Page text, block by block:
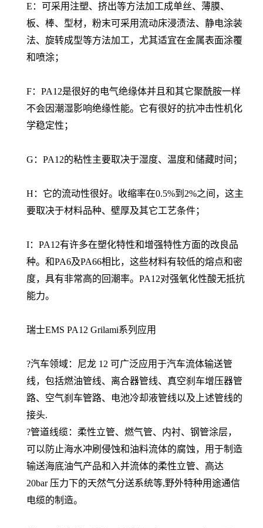
E：可采用注塑、挤出等方法加工成单丝、薄膜、
板、棒、型材，粉末可采用流动床浸渍法、静电涂装
法、旋转成型等方法加工，尤其适宜在金属表面涂覆
和喷涂；
F：PA12是很好的电气绝缘体并且和其它聚酰胺一样
不会因潮湿影响绝缘性能。它有很好的抗冲击性机化
学稳定性；
G：PA12的粘性主要取决于湿度、温度和储藏时间；
H：它的流动性很好。收缩率在0.5%到2%之间，这主
要取决于材料品种、壁厚及其它工艺条件；
I：PA12有许多在塑化特性和增强特性方面的改良品
种。和PA6及PA66相比，这些材料有较低的熔点和密
度，具有非常高的回潮率。PA12对强氧化性酸无抵抗
能力。
瑞士EMS PA12 Grilami系列应用
?汽车领域：尼龙 12 可广泛应用于汽车流体输送管
线，包括燃油管线、离合器管线、真空刹车增压器管
路、空气刹车管路、电池冷却液管线以及上述管线的
接头.
?管道线缆：柔性立管、燃气管、内衬、钢管涂层，
可以防止海水冲刷侵蚀和油料流体的腐蚀，用于制造
输送海底油气产品和入并流体的柔性立管、高达
20bar 压力下的天然气分送系统等,野外特种用途通信
电缆的制造。